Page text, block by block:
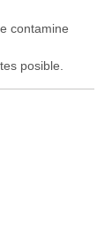
contamine
posible.